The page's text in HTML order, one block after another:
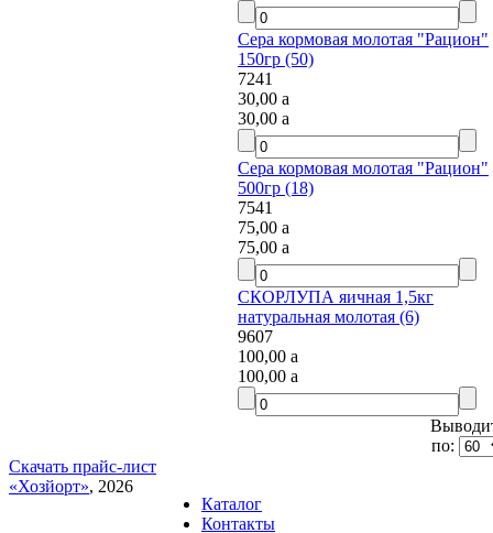
Сера кормовая молотая "Рацион"
150гр (50)
7241
30,00a
30,00a
Сера кормовая молотая "Рацион"
500гр (18)
7541
75,00a
75,00a
СКОРЛУПА яичная 1,5кг
натуральная молотая (6)
9607
100,00a
100,00a
по:
Скачать прайс-лист
«Хозйорт», 2026
Каталог
Контакты